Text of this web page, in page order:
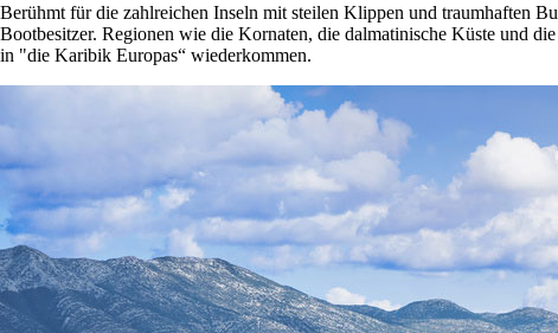
Berühmt für die zahlreichen Inseln mit steilen Klippen und traumhaften
Bootbesitzer. Regionen wie die Kornaten, die dalmatinische Küste und
in "die Karibik Europas“ wiederkommen.